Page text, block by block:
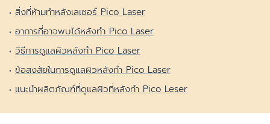
สิ่งที่ห้ามทำหลังเลเซอร์ Pico Laser
อาการที่อาจพบได้หลังทำ Pico Laser
วิธีการดูแลผิวหลังทำ Pico Laser
ข้อสงสัยในการดูแลผิวหลังทำ Pico Laser
แนะนำผลิตภัณฑ์ที่ดูแลผิวที่หลังทำ Pico Leser